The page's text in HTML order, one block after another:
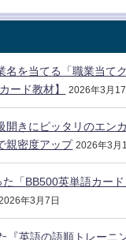
名を当てる「職業当て
ード教材】
2026年3月17
開きにピッタリのエン
親密度アップ 2026年3月
「BB500英単語カー
年3月7日
『英語の語順トレーニ